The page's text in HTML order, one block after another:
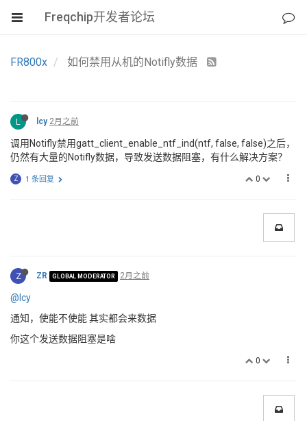
Freqchip开发者论坛
FR800x 如何禁用从机的Notifly数据
L lcy 2月之前
调用Notifly禁用gatt_client_enable_ntf_ind(ntf, false, false)之后，
仍然有大量的Notifly数据，导致发送数据阻塞，有什么解决方案？
0
Z 1 条回复
Z ZR GLOBAL MODERATOR 2月之前
@lcy
通知，使能不使能 其实都会来数据
你这个发送数据阻塞是啥
0